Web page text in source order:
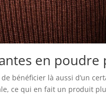
en
bénéficier là aussi d’un
ce qui en fait un produit